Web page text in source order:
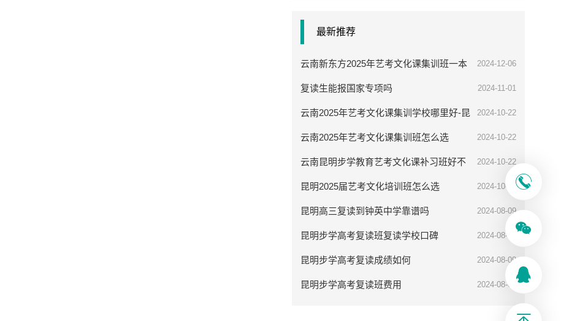
最新推荐
云南新东方2025年艺考文化课集训班一本
率高吗
2024-12-06
复读生能报国家专项吗 2024-11-01
云南2025年艺考文化课集训学校哪里好-昆
明步学教育
2024-10-22
云南2025年艺考文化课集训班怎么选 2024-10-22
云南昆明步学教育艺考文化课补习班好不
好
2024-10-22
昆明2025届艺考文化培训班怎么选 2024-10-08
昆明高三复读到钟英中学靠谱吗 2024-08-09
昆明步学高考复读班复读学校口碑 2024-08-09
昆明步学高考复读成绩如何 2024-08-09
昆明步学高考复读班费用 2024-08-09